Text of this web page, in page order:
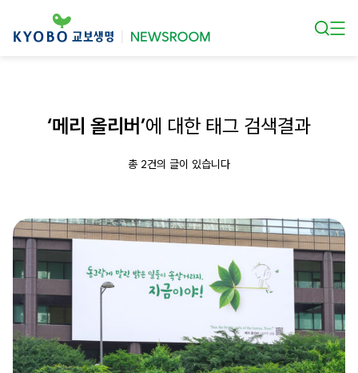
‘메리 올리버’에 대한 태그 검색결과
총 2건의 글이 있습니다